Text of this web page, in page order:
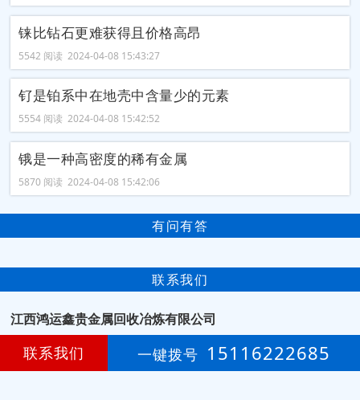
铼比钻石更难获得且价格高昂
5542 阅读 2024-04-08 15:43:27
钌是铂系中在地壳中含量少的元素
5554 阅读 2024-04-08 15:42:52
锇是一种高密度的稀有金属
5870 阅读 2024-04-08 15:42:06
有问有答
联系我们
江西鸿运鑫贵金属回收冶炼有限公司
地址： 江西省南昌市（全国上门回收）
联系： 王总
联系我们 一键拨号 15116222685